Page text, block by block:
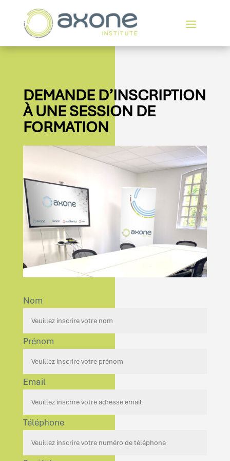
DEMANDE D’INSCRIPTION
À UNE SESSION DE
FORMATION
Nom
Prénom
Email
Téléphone